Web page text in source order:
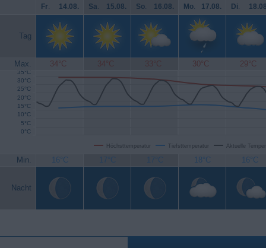
Fr. 14.08. Sa. 15.08. So. 16.08. Mo. 17.08. Di.
Tag
Max. 34°C 34°C 33°C 30°C 29°C
Höchsttemperatur Tiefsttemperatur Aktuelle
0°C
5°C
10°C
15°C
20°C
25°C
30°C
35°C
Min. 16°C 17°C 17°C 18°C 16°C
Nacht